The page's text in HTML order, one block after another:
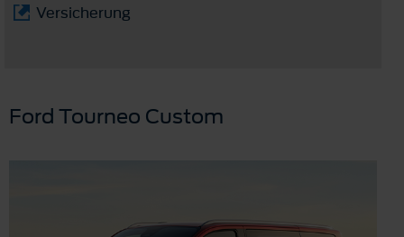
Versicherung
Ford Tourneo Custom